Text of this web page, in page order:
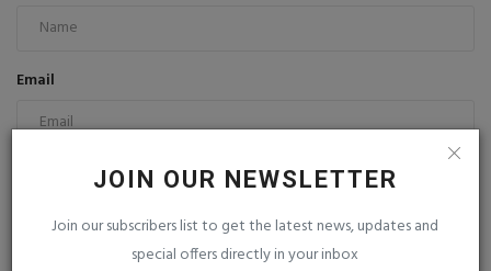
JOIN OUR NEWSLETTER
Join our subscribers list to get the latest news, updates and
special offers directly in your inbox
Email